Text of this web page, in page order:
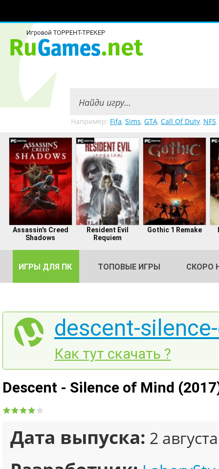
Например: Fifa, Sims, GTA, Call Of Duty, NFS,
Assassin's Creed
Shadows
Resident Evil
Requiem
Gothic 1 Remake
ИГРЫ ДЛЯ ПК ТОПОВЫЕ ИГРЫ СКОРО
descent-
Как тут скачать ?
Descent - Silence of Mind
Дата выпуска: 2